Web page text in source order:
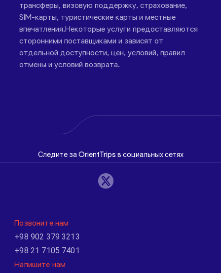
трансферы, визовую поддержку, страхование,
SIM-карты, туристические карты и местные
впечатления.Некоторые услуги предоставляются
сторонними поставщиками и зависят от
отдельной доступности, цен, условий, правил
отмены и условий возврата.
Следите за OrientTrips в социальных сетях
Позвоните нам
+98 902 379 3213
+98 21 7105 7401
Напишите нам